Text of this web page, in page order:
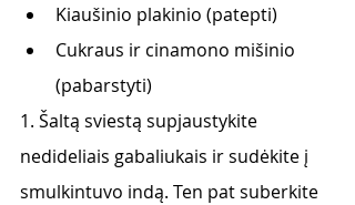
Kiaušinio plakinio (patepti)
Cukraus ir cinamono mišinio
(pabarstyti)
1. Šaltą sviestą supjaustykite
nedideliais gabaliukais ir sudėkite į
smulkintuvo indą. Ten pat suberkite